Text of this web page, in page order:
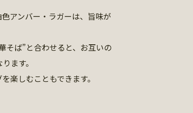
アンバー・ラガーは、旨味が
そば”と合わせると、お互いの
ます。
楽しむこともできます。